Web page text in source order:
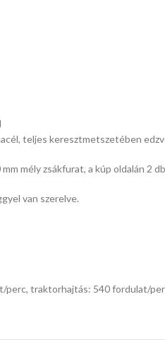
teljes keresztmetszetében
mély zsákfurat, a kúp oldalán 2
van szerelve.
perc, traktorhajtás: 540 fordulat/